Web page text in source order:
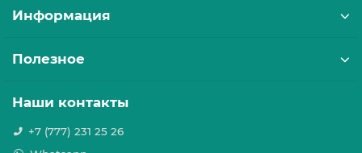
Информация
Полезное
Наши контакты
+7 (777) 231 25 26